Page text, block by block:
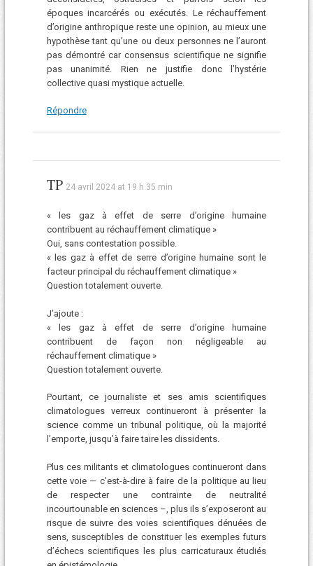
époques incarcérés ou exécutés. Le réchauffement
d’origine anthropique reste une opinion, au mieux une
hypothèse tant qu’une ou deux personnes ne l’auront
pas démontré car consensus scientifique ne signifie
pas unanimité. Rien ne justifie donc l’hystérie
collective quasi mystique actuelle.
Répondre
TP 24 avril 2024 at 19 h 35 min
« les gaz à effet de serre d’origine humaine
contribuent au réchauffement climatique »
Oui, sans contestation possible.
« les gaz à effet de serre d’origine humaine sont le
facteur principal du réchauffement climatique »
Question totalement ouverte.
J’ajoute :
« les gaz à effet de serre d’origine humaine
contribuent de façon non négligeable au
réchauffement climatique »
Question totalement ouverte.
Pourtant, ce journaliste et ses amis scientifiques
climatologues verreux continueront à présenter la
science comme un tribunal politique, où la majorité
l’emporte, jusqu’à faire taire les dissidents.
Plus ces militants et climatologues continueront dans
cette voie — c’est-à-dire à faire de la politique au lieu
de respecter une contrainte de neutralité
incourtounable en sciences –, plus ils s’exposeront au
risque de suivre des voies scientifiques dénuées de
sens, susceptibles de constituer les exemples futurs
d’échecs scientifiques les plus carricaturaux étudiés